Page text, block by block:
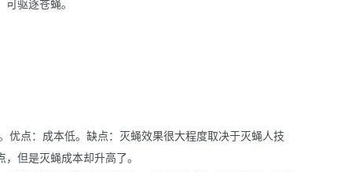
可驱逐苍蝇。
优点：成本低。缺点：灭蝇效果很大程度取决于灭蝇人技
但是灭蝇成本却升高了。